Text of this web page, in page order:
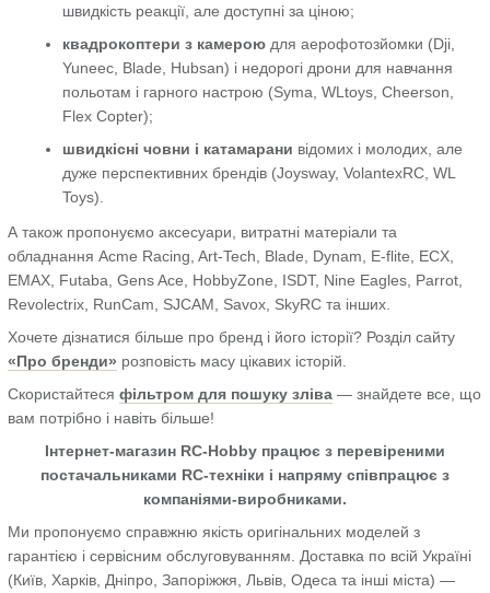
швидкість реакції, але доступні за ціною;
квадрокоптери з камерою для аерофотозйомки (Dji,
Yuneec, Blade, Hubsan) і недорогі дрони для навчання
польотам і гарного настрою (Syma, WLtoys, Cheerson,
Flex Copter);
швидкісні човни і катамарани відомих і молодих, але
дуже перспективних брендів (Joysway, VolantexRC, WL
Toys).
А також пропонуємо аксесуари, витратні матеріали та
обладнання Acme Racing, Art-Tech, Blade, Dynam, E-flite, ECX,
EMAX, Futaba, Gens Ace, HobbyZone, ISDT, Nine Eagles, Parrot,
Revolectrix, RunCam, SJCAM, Savox, SkyRC та інших.
Хочете дізнатися більше про бренд і його історії? Розділ сайту
«Про бренди» розповість масу цікавих історій.
Скористайтеся фільтром для пошуку зліва — знайдете все, що
вам потрібно і навіть більше!
Інтернет-магазин RC-Hobby працює з перевіреними
постачальниками RC-техніки і напряму співпрацює з
компаніями-виробниками.
Ми пропонуємо справжню якість оригінальних моделей з
гарантією і сервісним обслуговуванням. Доставка по всій Україні
(Київ, Харків, Дніпро, Запоріжжя, Львів, Одеса та інші міста) —